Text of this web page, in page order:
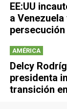
EE:UU
a
persecución
AMÉRICA
Delcy
presidenta
transición